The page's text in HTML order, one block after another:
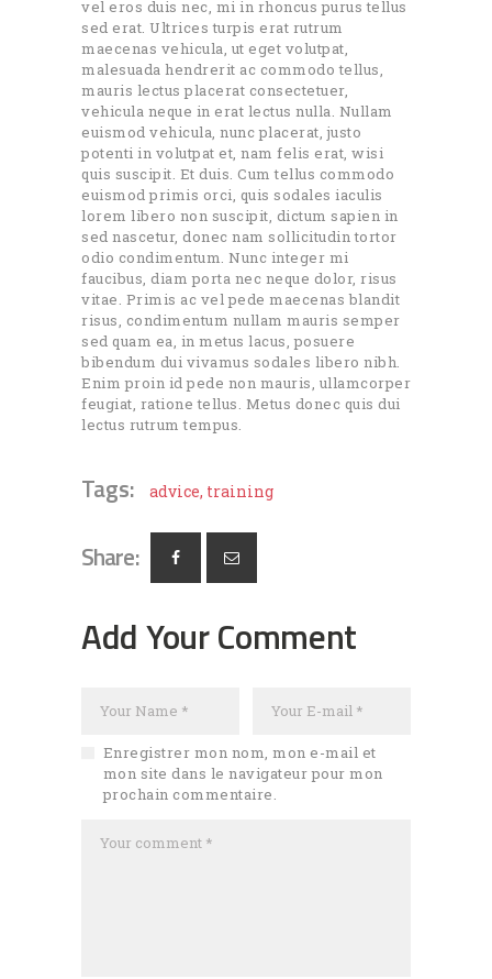
vel eros duis nec, mi in rhoncus purus tellus
sed erat. Ultrices turpis erat rutrum
maecenas vehicula, ut eget volutpat,
malesuada hendrerit ac commodo tellus,
mauris lectus placerat consectetuer,
vehicula neque in erat lectus nulla. Nullam
euismod vehicula, nunc placerat, justo
potenti in volutpat et, nam felis erat, wisi
quis suscipit. Et duis. Cum tellus commodo
euismod primis orci, quis sodales iaculis
lorem libero non suscipit, dictum sapien in
sed nascetur, donec nam sollicitudin tortor
odio condimentum. Nunc integer mi
faucibus, diam porta nec neque dolor, risus
vitae. Primis ac vel pede maecenas blandit
risus, condimentum nullam mauris semper
sed quam ea, in metus lacus, posuere
bibendum dui vivamus sodales libero nibh.
Enim proin id pede non mauris, ullamcorper
feugiat, ratione tellus. Metus donec quis dui
lectus rutrum tempus.
Tags: advice, training
Share:
Add Your Comment
Enregistrer mon nom, mon e-mail et
mon site dans le navigateur pour mon
prochain commentaire.